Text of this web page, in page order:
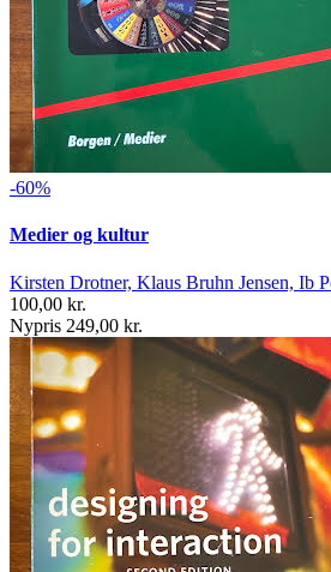
-60%
Medier og kultur
Kirsten Drotner, Klaus Bruhn Jensen, Ib
100,00 kr.
Nypris 249,00 kr.